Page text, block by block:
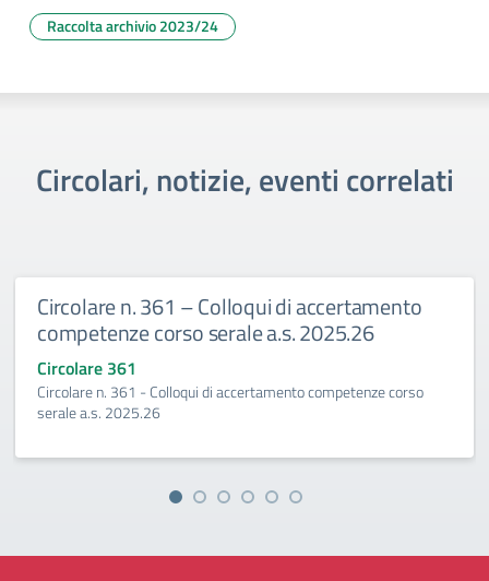
Raccolta archivio 2023/24
Circolari, notizie, eventi correlati
Circolare n. 361 – Colloqui di accertamento
competenze corso serale a.s. 2025.26
Circolare 361
Circolare n. 361 - Colloqui di accertamento competenze corso
serale a.s. 2025.26